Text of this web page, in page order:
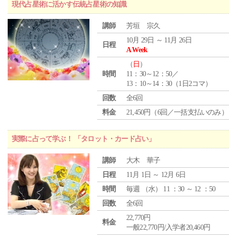
現代占星術に活かす伝統占星術の知識
講師 芳垣 宗久
日程
10月 29日 ～ 11月 26日
A Week
時間
（ 日 ）
11：30～12：50／
13：10～14：30（1日2コマ）
回数
全6回
料金
21,450円（6回／一括支払いのみ）
実際に占って学ぶ！ 「タロット・カード占い」
講師
大木 華子
日程
11月 1日 ～ 12月 6日
時間
毎週 （水） 11 ：30 ～ 12 ：50
回数
全6回
料金
22,770円
一般22,770円/入学者20,460円